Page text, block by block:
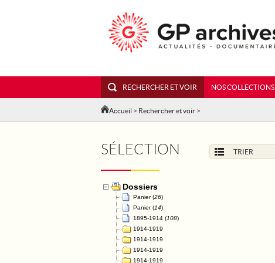
RECHERCHER ET VOIR NOS COLLECTIONS
Accueil > Rechercher et voir >
SÉLECTION TRIER